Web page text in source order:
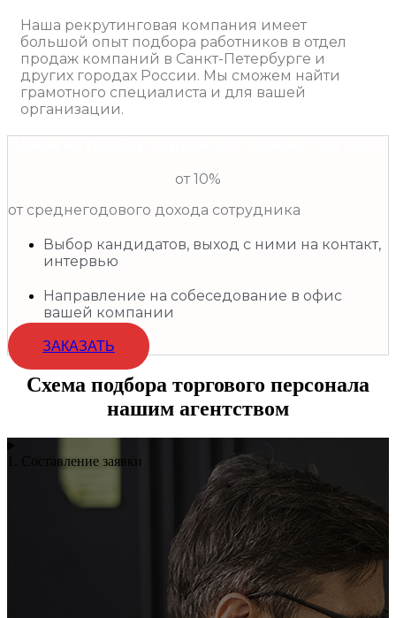
Наша рекрутинговая компания имеет
большой опыт подбора работников в отдел
продаж компаний в Санкт-Петербурге и
других городах России. Мы сможем найти
грамотного специалиста и для вашей
организации.
от 10%
от среднегодового дохода сотрудника
Выбор кандидатов, выход с ними на контакт,
интервью
Направление на собеседование в офис
вашей компании
ЗАКАЗАТЬ
Схема подбора торгового персонала
нашим агентством
1. Составление заявки